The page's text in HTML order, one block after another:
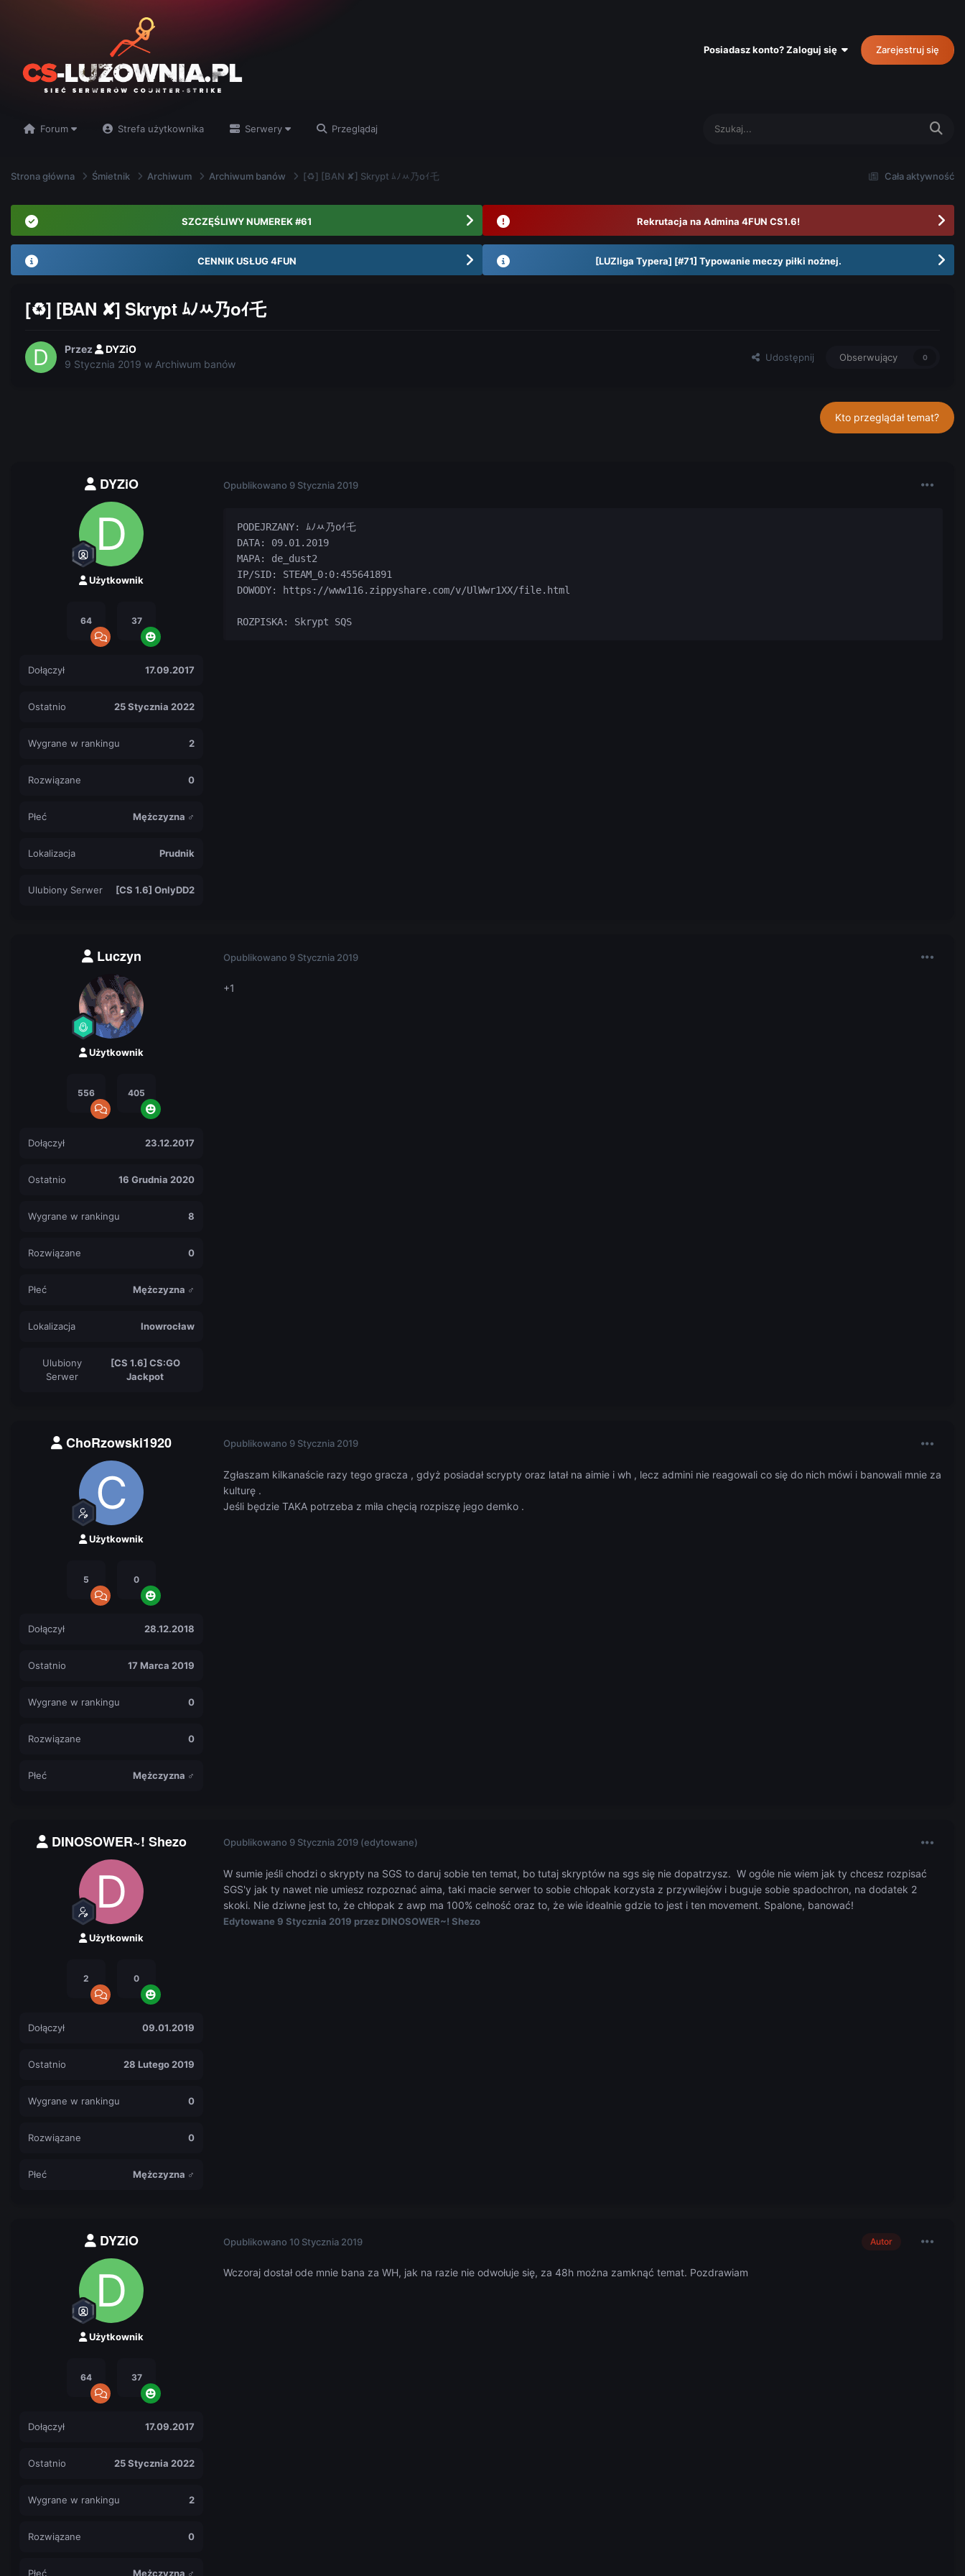
Posiadasz konto? Zaloguj się Zarejestruj się
Forum Strefa użytkownika Serwery Przeglądaj
Cała aktywność
Strona główna Śmietnik Archiwum Archiwum banów [♻] [BAN ✘] Skrypt ﾑﾉﾶ乃oｲ乇
SZCZĘŚLIWY NUMEREK #61 Rekrutacja na Admina 4FUN CS1.6!
CENNIK USŁUG 4FUN [LUZliga Typera] [#71] Typowanie meczy piłki nożnej.
[♻] [BAN ✘] Skrypt ﾑﾉﾶ乃oｲ乇
Przez
DYZiO
9 Stycznia 2019 w Archiwum banów
Udostępnij Obserwujący 0
Kto przeglądał temat?
DYZiO
Użytkownik
64 37
Dołączył 17.09.2017
Ostatnio 25 Stycznia 2022
Wygrane w rankingu 2
Rozwiązane 0
Płeć Mężczyzna ♂
Lokalizacja Prudnik
Ulubiony Serwer [CS 1.6] OnlyDD2
Opublikowano 9 Stycznia 2019
PODEJRZANY: ﾑﾉﾶ乃oｲ乇
DATA: 09.01.2019
MAPA: de_dust2
IP/SID: STEAM_0:0:455641891
DOWODY: https://www116.zippyshare.com/v/UlWwr1XX/file.html
ROZPISKA: Skrypt SQS
Luczyn
Użytkownik
556 405
Dołączył 23.12.2017
Ostatnio 16 Grudnia 2020
Wygrane w rankingu 8
Rozwiązane 0
Płeć Mężczyzna ♂
Lokalizacja Inowrocław
Ulubiony
Serwer
[CS 1.6] CS:GO
Jackpot
Opublikowano 9 Stycznia 2019
+1
ChoRzowski1920
Użytkownik
5 0
Dołączył 28.12.2018
Ostatnio 17 Marca 2019
Wygrane w rankingu 0
Rozwiązane 0
Płeć Mężczyzna ♂
Opublikowano 9 Stycznia 2019
Zgłaszam kilkanaście razy tego gracza , gdyż posiadał scrypty oraz latał na aimie i wh , lecz admini nie reagowali co się do nich mówi i banowali mnie za
kulturę .
Jeśli będzie TAKA potrzeba z miła chęcią rozpiszę jego demko .
DINOSOWER~! Shezo
Użytkownik
2 0
Dołączył 09.01.2019
Ostatnio 28 Lutego 2019
Wygrane w rankingu 0
Rozwiązane 0
Płeć Mężczyzna ♂
Opublikowano 9 Stycznia 2019 (edytowane)
W sumie jeśli chodzi o skrypty na SGS to daruj sobie ten temat, bo tutaj skryptów na sgs się nie dopatrzysz. W ogóle nie wiem jak ty chcesz rozpisać
SGS'y jak ty nawet nie umiesz rozpoznać aima, taki macie serwer to sobie chłopak korzysta z przywilejów i buguje sobie spadochron, na dodatek 2
skoki. Nie dziwne jest to, że chłopak z awp ma 100% celność oraz to, że wie idealnie gdzie to jest i ten movement. Spalone, banować!
Edytowane 9 Stycznia 2019 przez DINOSOWER~! Shezo
DYZiO
Użytkownik
64 37
Dołączył 17.09.2017
Ostatnio 25 Stycznia 2022
Wygrane w rankingu 2
Rozwiązane 0
Płeć Mężczyzna ♂
Autor
Opublikowano 10 Stycznia 2019
Wczoraj dostał ode mnie bana za WH, jak na razie nie odwołuje się, za 48h można zamknąć temat. Pozdrawiam